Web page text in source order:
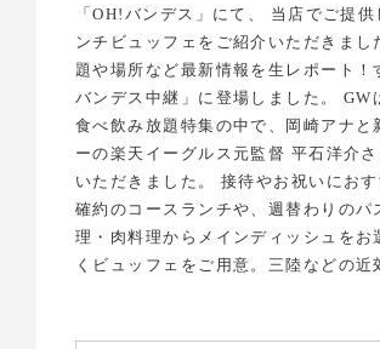
「OH!バンデス」にて、 当店でご提供
ンチビュッフェをご紹介いただきまし
題や場所など最新情報を生レポート！
バンデス中継」に登場しました。 GW
食べ飲み放題特集の中で、岡崎アナと
ーの楽天イーグルス元監督 平石洋介
いただきました。 接待やお祝いにお
確約のコースランチや、週替わりのパ
理・肉料理からメインディッシュをお
くビュッフェをご用意。三陸などの近